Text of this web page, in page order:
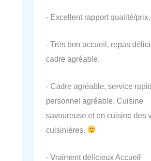
- Excellent rapport qualité/prix.
- Très bon accueil, repas
cadre agréable.
- Cadre agréable, service
personnel agréable. Cuisine
savoureuse et en cuisine des
cuisinières.
- Vraiment délicieux Accueil